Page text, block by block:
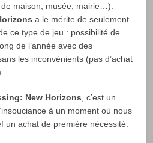
maison, musée, mairie…).
a le mérite de seulement
ce type de jeu : possibilité de
de l’année avec des
les inconvénients (pas d’achat
New Horizons , c’est un
à un moment où nous
un achat de première nécessité.